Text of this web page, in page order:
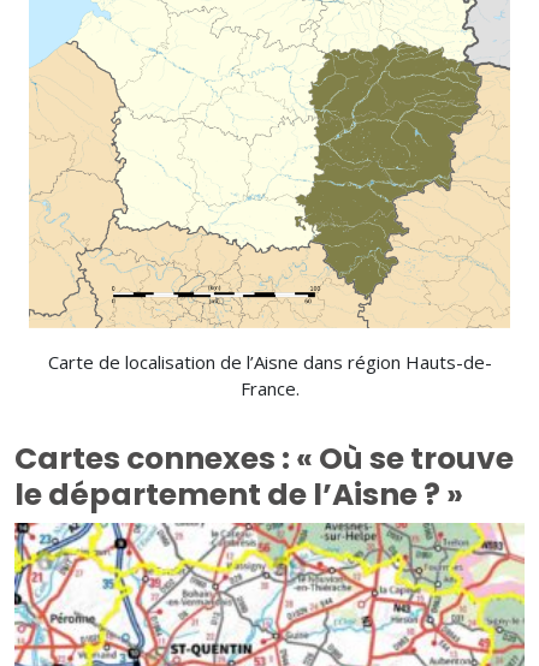
Carte de localisation de l’Aisne dans région Hauts-de-
France.
Cartes connexes : « Où se trouve
le département de l’Aisne ? »